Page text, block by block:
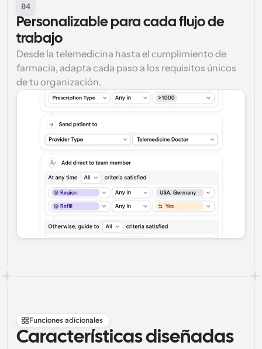
04
Personalizable para cada flujo de
trabajo
Desde la telemedicina hasta el cumplimiento de
farmacia, adapta cada paso a los requisitos únicos
de tu organización.
Funciones adicionales
Características diseñadas